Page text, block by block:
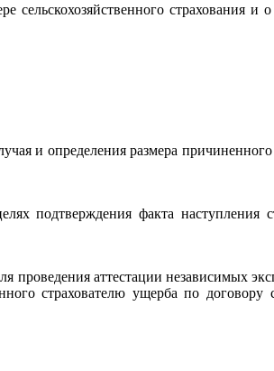
сельскохозяйственного страхования
и определения размера
подтверждения факта наступления
проведения аттестации независимых
страхователю ущерба по договору